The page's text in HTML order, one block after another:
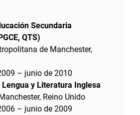
Secundaria
QTS)
de Manchester,
– junio de 2010
y Literatura Inglesa
Reino Unido
– junio de 2009